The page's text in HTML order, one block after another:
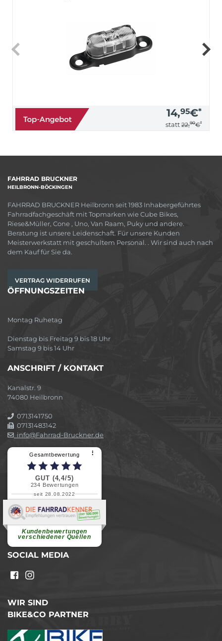
14,95€*
statt 22,90€*
FAHRRAD BRUCKNER
HEILBRONN-BÖCKINGEN
FAHRRAD BRUCKNER Heilbronn seit 1983 Inhabergeführtes
Fahrradfachgeschäft mit Topmarken wie Cube Bikes,
Riese&Müller, Cone , Uno, Van Raam, Puky und andere.
Beratung ist unsere Leidenschaft. Für unsere Kunden
Meisterwerkstatt mit geschultem Personal. . Wir sind auch nach
dem Kauf für Sie da.
VERTRAG WIDERRUFEN
ÖFFNUNGSZEITEN
Montag Ruhetag
Dienstag bis Freitag 9 bis 18 Uhr
Samstag 9 bis 14 Uhr
ANSCHRIFT / KONTAKT
Kanalstr. 9
74080 Heilbronn
0713141750
07131483142
info@Fahrrad-Bruckner.de
Gesamtbewertung ⠇
GUT (4,4/5)
234 Bewertungen
seit 28.08.2022
Kundenbewertungen
verschiedener Quellen
Elvira B.
Superschnelle und freundliche
weiterlesen
SOCIAL MEDIA
WIR SIND
BIKE&CO PARTNER